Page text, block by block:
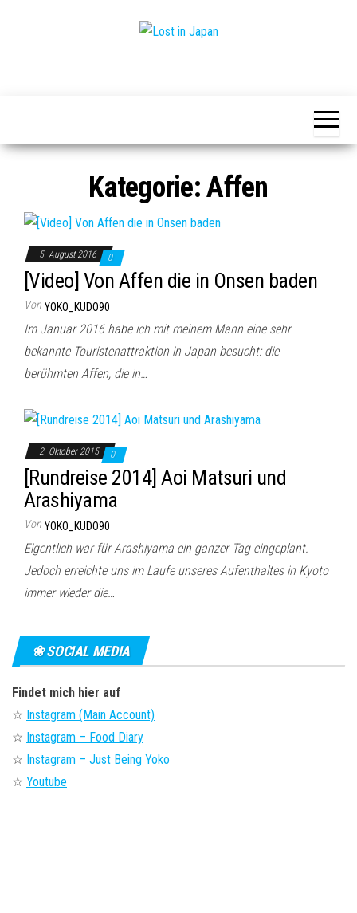
Kategorie:Affen
5. August 2016 0
[Video] Von Affen die in Onsen baden
Von YOKO_KUDO90
Im Januar 2016 habe ich mit meinem Mann eine sehr
bekannte Touristenattraktion in Japan besucht: die
berühmten Affen, die in…
2. Oktober 2015 0
[Rundreise 2014] Aoi Matsuri und
Arashiyama
Von YOKO_KUDO90
Eigentlich war für Arashiyama ein ganzer Tag eingeplant.
Jedoch erreichte uns im Laufe unseres Aufenthaltes in Kyoto
immer wieder die…
❀ SOCIAL MEDIA
Findet mich hier auf
☆ Instagram (Main Account)
☆ Instagram – Food Diary
☆ Instagram – Just Being Yoko
☆ Youtube